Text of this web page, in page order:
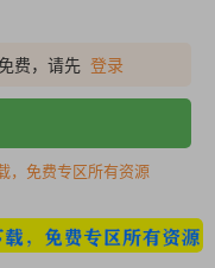
费，请先 登录
，免费专区所有资源